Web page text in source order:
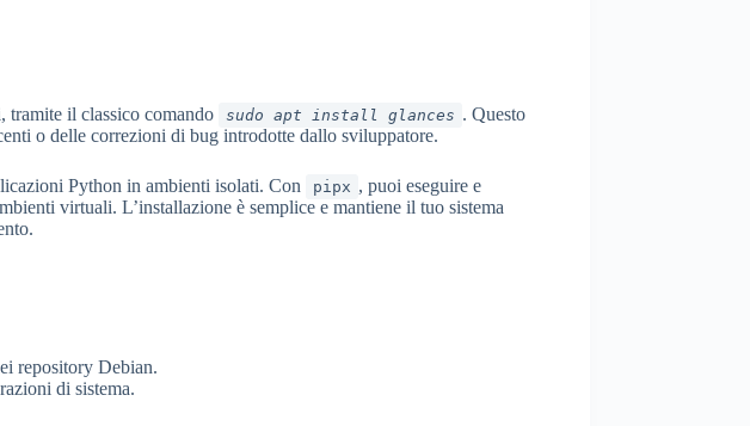
tramite il classico comando
sudo apt install glances . Questo
o delle correzioni di bug introdotte dallo sviluppatore.
Python in ambienti isolati. Con pipx , puoi eseguire e
virtuali. L’installazione è semplice e mantiene il tuo sistema
repository Debian.
di sistema.